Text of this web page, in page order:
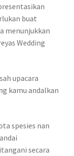
buat
menunjukkan
Wedding
upacara
kamu andalkan
spesies nan
secara